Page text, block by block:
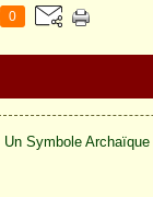
0
Un Symbole